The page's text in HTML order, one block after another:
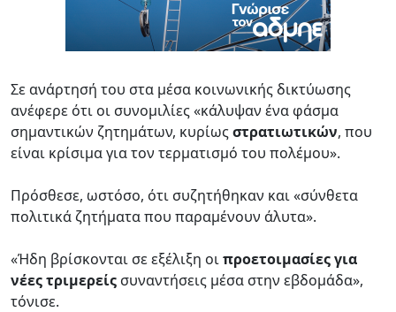
Σε ανάρτησή του στα μέσα κοινωνικής δικτύωσης
ανέφερε ότι οι συνομιλίες «κάλυψαν ένα φάσμα
σημαντικών ζητημάτων, κυρίωςστρατιωτικών, που
είναι κρίσιμα για τον τερματισμό του πολέμου».
Πρόσθεσε, ωστόσο, ότι συζητήθηκαν και «σύνθετα
πολιτικά ζητήματα που παραμένουν άλυτα».
«Ήδη βρίσκονται σε εξέλιξη οιπροετοιμασίες για
νέες τριμερείς συναντήσεις μέσα στην εβδομάδα»,
τόνισε.